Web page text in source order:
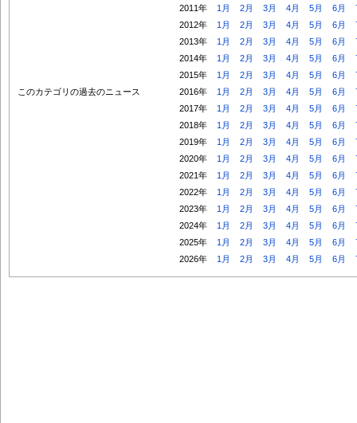
このカテゴリの過去のニュース
2011年 1月 2月 3月 4月 5月 6月
2012年
1月 2月 3月 4月 5月 6月
2013年
1月 2月 3月 4月 5月 6月
2014年
1月 2月 3月 4月 5月 6月
2015年
1月 2月 3月 4月 5月 6月
2016年
1月 2月 3月 4月 5月 6月
2017年
1月 2月 3月 4月 5月 6月
2018年
1月 2月 3月 4月 5月 6月
2019年
1月 2月 3月 4月 5月 6月
2020年
1月 2月 3月 4月 5月 6月
2021年
1月 2月 3月 4月 5月 6月
2022年
1月 2月 3月 4月 5月 6月
2023年
1月 2月 3月 4月 5月 6月
2024年
1月 2月 3月 4月 5月 6月
2025年
1月 2月 3月 4月 5月 6月
2026年
1月 2月 3月 4月 5月 6月